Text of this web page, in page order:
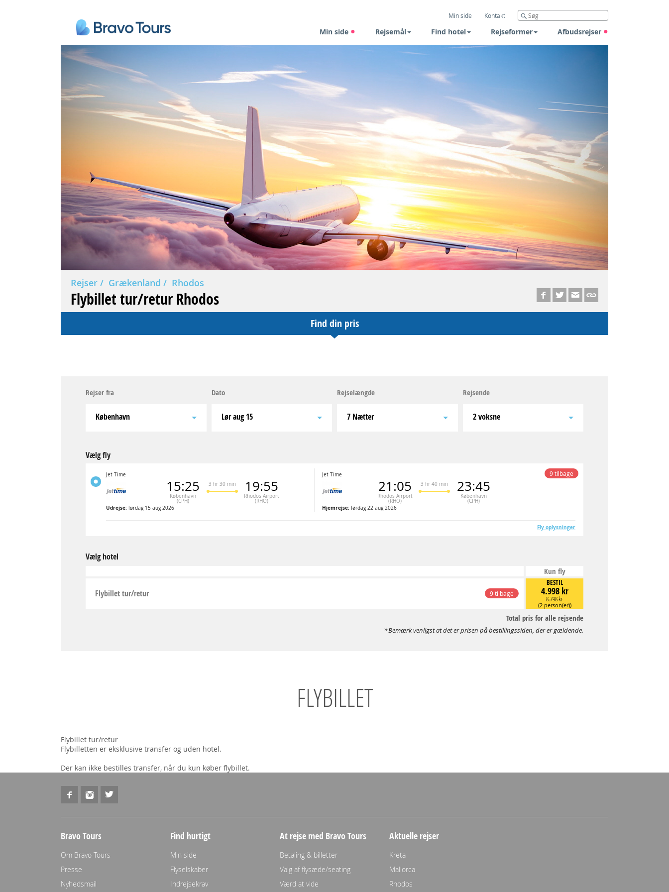
Min side Kontakt
Min side Rejsemål Find hotel Rejseformer Afbudsrejser
Rejser Grækenland Rhodos
Flybillet tur/retur Rhodos
Find din pris
Rejser fra
København
Dato
lør aug 15
Rejselængde
7 Nætter
Rejsende
2 voksne
Vælg fly
Jet Time
15:25
København
(CPH)
3 hr 30 min 19:55
Rhodos Airport
(RHO)
Udrejse: lørdag 15 aug 2026
Jet Time
21:05
Rhodos Airport
(RHO)
3 hr 40 min 23:45
København
(CPH)
Hjemrejse: lørdag 22 aug 2026
9 tilbage
Fly oplysninger
Vælg hotel
Kun fly
9 tilbage
Flybillet tur/retur
BESTIL
4.998 kr
8.798 kr
(2 person(er))
Total pris for alle rejsende
Bemærk venligst at det er prisen på bestillingssiden, der er gældende.
FLYBILLET
Flybillet tur/retur
Flybilletten er eksklusive transfer og uden hotel.
Der kan ikke bestilles transfer, når du kun køber flybillet.
Bravo Tours
Om Bravo Tours
Presse
Nyhedsmail
Find hurtigt
Min side
Flyselskaber
Indrejsekrav
At rejse med Bravo Tours
Betaling & billetter
Valg af flysæde/seating
Værd at vide
Aktuelle rejser
Kreta
Mallorca
Rhodos